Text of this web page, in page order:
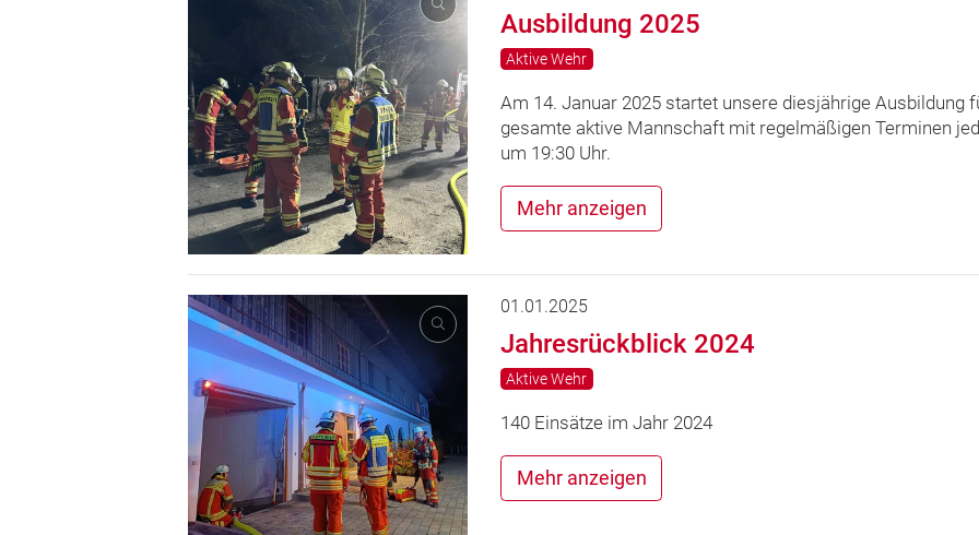
Ausbildung 2025
Aktive Wehr
Am 14. Januar 2025 startet unsere diesjährige Ausbildung
gesamte aktive Mannschaft mit regelmäßigen Terminen
um 19:30 Uhr.
Mehr anzeigen
01.01.2025
Jahresrückblick 2024
Aktive Wehr
140 Einsätze im Jahr 2024
Mehr anzeigen